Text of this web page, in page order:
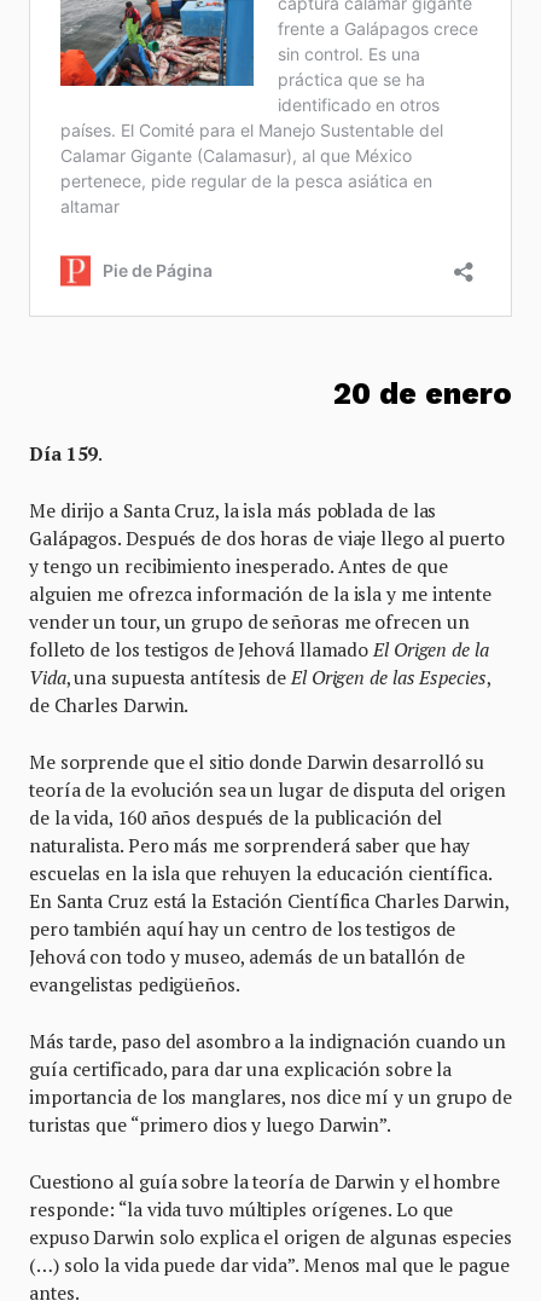
20 de enero
Día 159.
Me dirijo a Santa Cruz, la isla más poblada de las
Galápagos. Después de dos horas de viaje llego al puerto
y tengo un recibimiento inesperado. Antes de que
alguien me ofrezca información de la isla y me intente
vender un tour, un grupo de señoras me ofrecen un
folleto de los testigos de Jehová llamadoEl Origen de la
Vida, una supuesta antítesis deEl Origen de las Especies,
de Charles Darwin.
Me sorprende que el sitio donde Darwin desarrolló su
teoría de la evolución sea un lugar de disputa del origen
de la vida, 160 años después de la publicación del
naturalista. Pero más me sorprenderá saber que hay
escuelas en la isla que rehuyen la educación científica.
En Santa Cruz está la Estación Científica Charles Darwin,
pero también aquí hay un centro de los testigos de
Jehová con todo y museo, además de un batallón de
evangelistas pedigüeños.
Más tarde, paso del asombro a la indignación cuando un
guía certificado, para dar una explicación sobre la
importancia de los manglares, nos dice mí y un grupo de
turistas que “primero dios y luego Darwin”.
Cuestiono al guía sobre la teoría de Darwin y el hombre
responde: “la vida tuvo múltiples orígenes. Lo que
expuso Darwin solo explica el origen de algunas especies
(…) solo la vida puede dar vida”. Menos mal que le pague
antes.